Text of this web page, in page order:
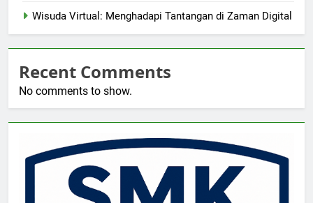
Wisuda Virtual: Menghadapi Tantangan di Zaman Digital
Recent Comments
No comments to show.